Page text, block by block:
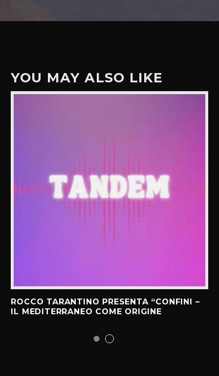
YOU MAY ALSO LIKE
ROCCO TARANTINO PRESENTA “CONFINI –
IL MEDITERRANEO COME ORIGINE